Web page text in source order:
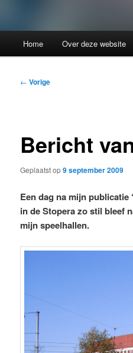
Home Over deze website
Bericht
← Vorige
Bericht
Geplaatst op9 september 2009
Een dag na mijn publicatie ‘
in de Stopera zo stil bleef
mijn speelhallen.